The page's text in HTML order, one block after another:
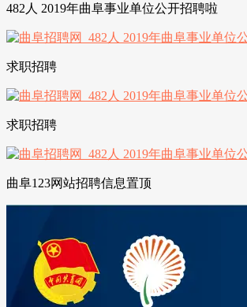
482人 2019年曲阜事业单位公开招聘啦
求职招聘
求职招聘
曲阜123网站招聘信息置顶